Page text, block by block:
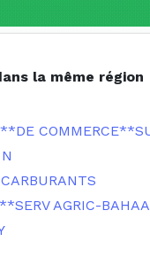
la même région
AGRIC-